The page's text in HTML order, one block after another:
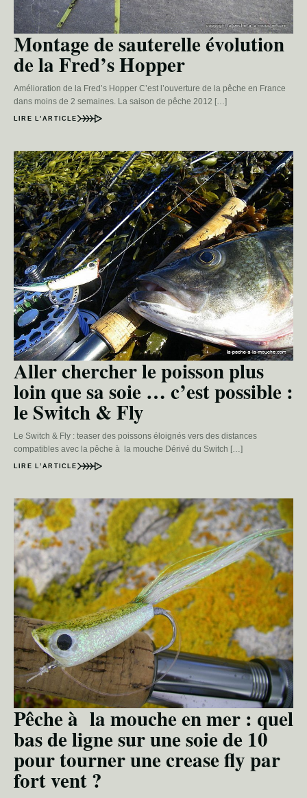
Montage de sauterelle évolution
de la Fred’s Hopper
Amélioration de la Fred’s Hopper C’est l’ouverture de la pêche en France
dans moins de 2 semaines. La saison de pêche 2012 […]
LIRE L’ARTICLE
Aller chercher le poisson plus
loin que sa soie … c’est possible :
le Switch & Fly
Le Switch & Fly : teaser des poissons éloignés vers des distances
compatibles avec la pêche à la mouche Dérivé du Switch […]
LIRE L’ARTICLE
Pêche à la mouche en mer : quel
bas de ligne sur une soie de 10
pour tourner une crease fly par
fort vent ?